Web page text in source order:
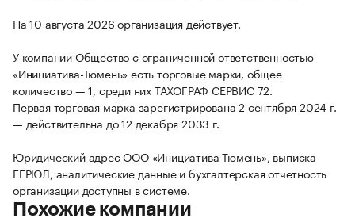
На 10 августа 2026 организация действует.
У компании Общество с ограниченной ответственностью
«Инициатива-Тюмень» есть торговые марки, общее
количество — 1, среди них ТАХОГРАФ СЕРВИС 72.
Первая торговая марка зарегистрирована 2 сентября 2024 г.
— действительна до 12 декабря 2033 г.
Юридический адрес ООО «Инициатива-Тюмень», выписка
ЕГРЮЛ, аналитические данные и бухгалтерская отчетность
организации доступны в системе.
Похожие компании